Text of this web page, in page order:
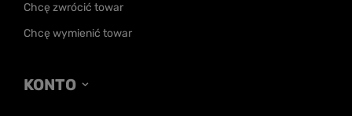
Chcę zwrócić towar
Chcę wymienić towar
KONTO